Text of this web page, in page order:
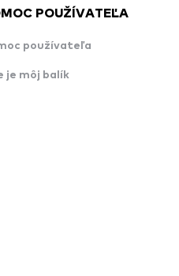
POUŽÍVATEĽA
používateľa
je môj balík